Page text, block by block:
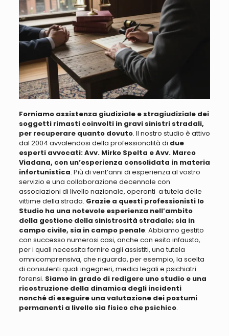
Forniamo assistenza giudiziale e stragiudiziale dei
soggetti rimasti coinvolti in gravi sinistri stradali,
per recuperare quanto dovuto. Il nostro studio è attivo
dal 2004 avvalendosi della professionalità di due
esperti avvocati: Avv. Mirko Spelta e Avv. Marco
Viadana, con un’esperienza consolidata in materia
infortunistica. Più di vent’anni di esperienza al vostro
servizio e una collaborazione decennale con
associazioni di livello nazionale, operanti a tutela delle
vittime della strada. Grazie a questi professionisti lo
Studio ha una notevole esperienza nell’ambito
della gestione della sinistrosità stradale; sia in
campo civile, sia in campo penale. Abbiamo gestito
con successo numerosi casi, anche con esito infausto,
per i quali necessita fornire agli assistiti, una tutela
omnicomprensiva, che riguarda, per esempio, la scelta
di consulenti quali ingegneri, medici legali e psichiatri
forensi. Siamo in grado di redigere uno studio e una
ricostruzione della dinamica degli incidenti
nonché di eseguire una valutazione dei postumi
permanenti a livello sia fisico che psichico.